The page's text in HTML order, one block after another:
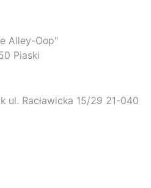
Alley-Oop"
Piaski
ul. Racławicka 15/29 21-040